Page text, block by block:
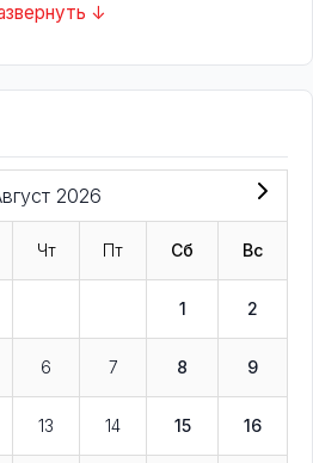
↓
2026
Чт Пт Сб Вс
1 2
6 7 8 9
13 14 15 16